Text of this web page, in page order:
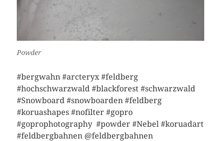
Powder
#bergwahn #arcteryx #feldberg
#hochschwarzwald #blackforest #schwarzwald
#Snowboard #snowboarden #feldberg
#koruashapes #nofilter #gopro
#goprophotography #powder #Nebel #koruadart
#feldbergbahnen @feldbergbahnen